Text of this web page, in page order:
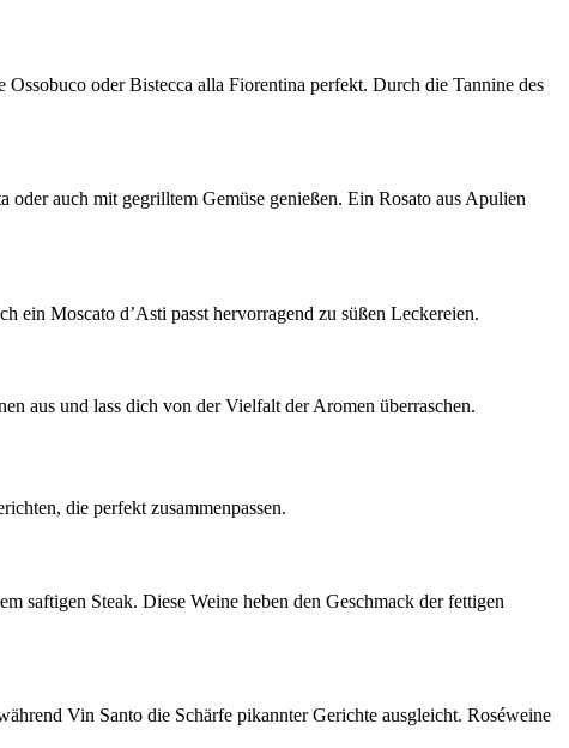
oder Bistecca alla Fiorentina perfekt. Durch die Tannine des
auch mit gegrilltem Gemüse genießen. Ein Rosato aus Apulien
ein Moscato d’Asti passt hervorragend zu süßen Leckereien.
aus und lass dich von der Vielfalt der Aromen überraschen.
die perfekt zusammenpassen.
saftigen Steak. Diese Weine heben den Geschmack der fettigen
Vin Santo die Schärfe pikannter Gerichte ausgleicht. Roséweine